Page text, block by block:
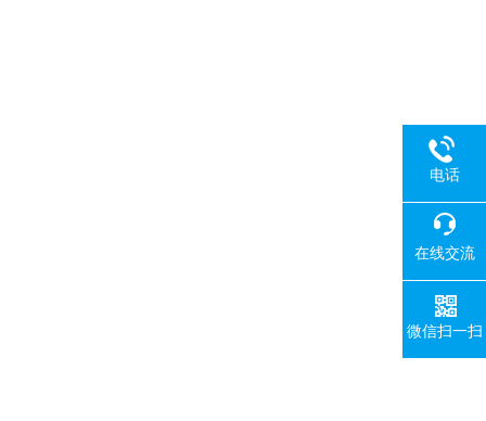
电话
在线交流
微信扫一扫